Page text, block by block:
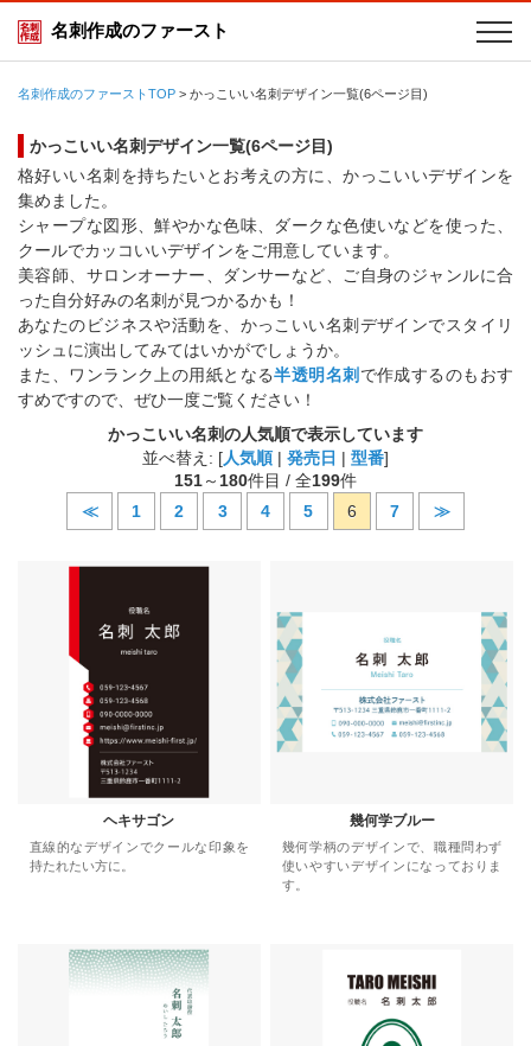
名刺作成のファースト
名刺作成のファーストTOP > かっこいい名刺デザイン一覧(6ページ目)
かっこいい名刺デザイン一覧(6ページ目)
格好いい名刺を持ちたいとお考えの方に、かっこいいデザインを
集めました。
シャープな図形、鮮やかな色味、ダークな色使いなどを使った、
クールでカッコいいデザインをご用意しています。
美容師、サロンオーナー、ダンサーなど、ご自身のジャンルに合
った自分好みの名刺が見つかるかも！
あなたのビジネスや活動を、かっこいい名刺デザインでスタイリ
ッシュに演出してみてはいかがでしょうか。
また、ワンランク上の用紙となる半透明名刺 で作成するのもおす
すめですので、ぜひ一度ご覧ください！
かっこいい名刺の人気順で表示しています
並べ替え: [人気順| 発売日 | 型番]
151～ 180件目 / 全199件
≪
1 2 3 4 5 6 7 ≫
ヘキサゴン
直線的なデザインでクールな印象を
持たれたい方に。
幾何学ブルー
幾何学柄のデザインで、職種問わず
使いやすいデザインになっておりま
す。